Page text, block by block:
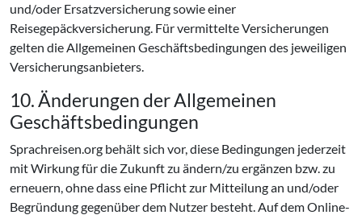
und/oder Ersatzversicherung sowie einer
Reisegepäckversicherung. Für vermittelte Versicherungen
gelten die Allgemeinen Geschäftsbedingungen des jeweiligen
Versicherungsanbieters.
10. Änderungen der Allgemeinen
Geschäftsbedingungen
Sprachreisen.org behält sich vor, diese Bedingungen jederzeit
mit Wirkung für die Zukunft zu ändern/zu ergänzen bzw. zu
erneuern, ohne dass eine Pflicht zur Mitteilung an und/oder
Begründung gegenüber dem Nutzer besteht. Auf dem Online-